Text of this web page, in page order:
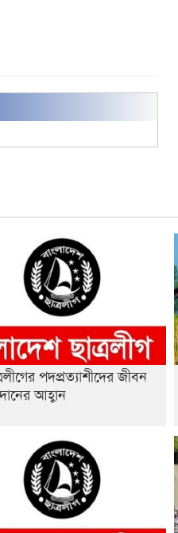
পদপ্রত্যাশীদের জীবন
আহ্বান